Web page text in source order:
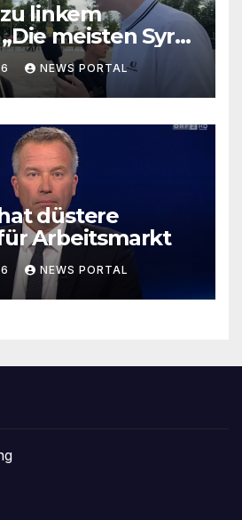
linkem
meisten Syrer
der
NEWS PORTAL
düstere
Arbeitsmarkt
NEWS PORTAL